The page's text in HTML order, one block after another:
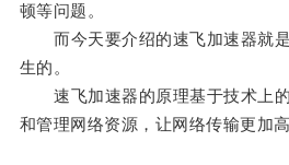
顿等问题。
而今天要介绍的速飞加速器就是
生的。
速飞加速器的原理基于技术上的
和管理网络资源，让网络传输更加高